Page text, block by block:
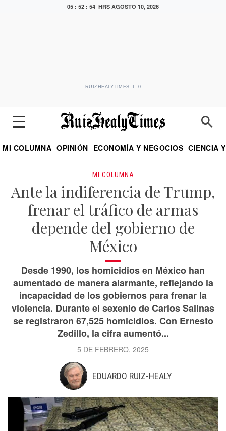
05 : 52 : 55 HRS AGOSTO 10, 2026
RUIZHEALYTIMES_T_0
MI COLUMNA OPINIÓN ECONOMÍA Y NEGOCIOS CIENCIA
MI COLUMNA
Ante la indiferencia de Trump,
frenar el tráfico de armas
depende del gobierno de
México
Desde 1990, los homicidios en México han
aumentado de manera alarmante, reflejando la
incapacidad de los gobiernos para frenar la
violencia. Durante el sexenio de Carlos Salinas
se registraron 67,525 homicidios. Con Ernesto
Zedillo, la cifra aumentó...
5 DE FEBRERO, 2025
EDUARDO RUIZ-HEALY